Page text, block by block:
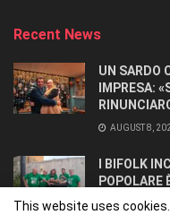
Recent News
UN SARDO
IMPRESA:
AUGUST 8,
I BIFOLK
POPOLARE
POPOLI»
This website uses